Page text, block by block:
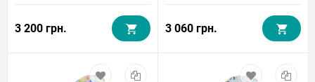
3 200 грн. 3 060 грн.